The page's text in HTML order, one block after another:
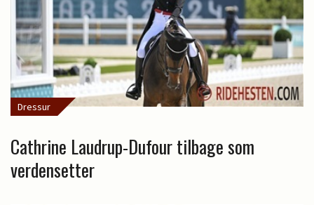
Dressur
Cathrine Laudrup-Dufour tilbage som
verdensetter